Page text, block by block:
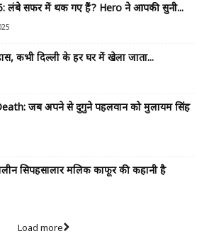
लंबे सफर में थक गए हैं? Hero ने आपकी सुनी...
कभी दिल्ली के हर घर में खेला जाता...
जब अपने से दुगुने पहलवान को मुलायम सिंह
सिपहसालार मलिक काफूर की कहानी है
Load more